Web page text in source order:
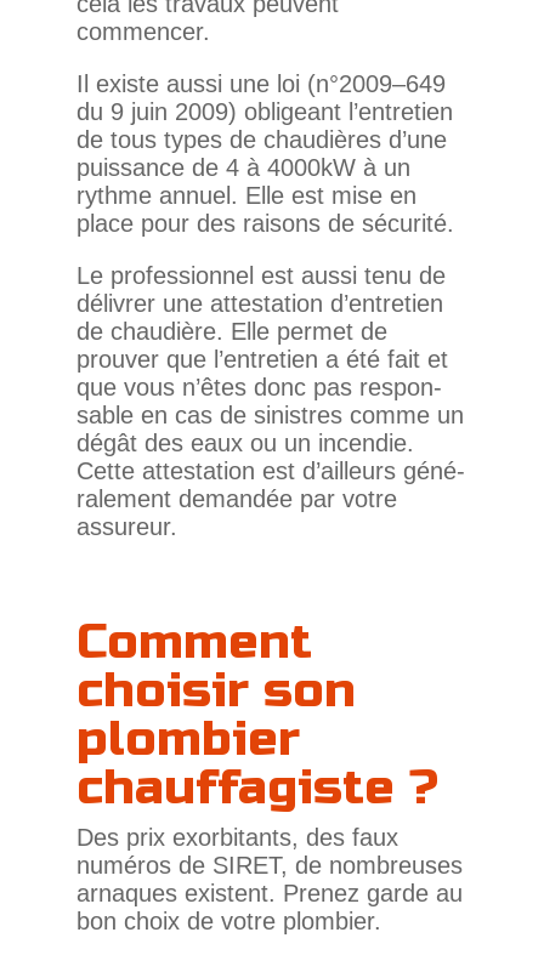
commencer.
Il existe aussi une loi (n°2009–649
du 9 juin 2009) obli­geant l’entretien
de tous types de chau­dières d’une
puis­sance de 4 à 4000kW à un
rythme annuel. Elle est mise en
place pour des rai­sons de sécurité.
Le pro­fes­sionnel est aussi tenu de
déli­vrer une attes­ta­tion d’entretien
de chau­dière. Elle permet de
prouver que l’entretien a été fait et
que vous n’êtes donc pas res­pon­
sable en cas de sinistres comme un
dégât des eaux ou un incendie.
Cette attes­ta­tion est d’ailleurs géné­
ra­le­ment demandée par votre
assureur.
Comment
choisir son
plombier
chauffagiste ?
Des prix exor­bi­tants, des faux
numéros de SIRET, de nom­breuses
arnaques existent. Prenez garde au
bon choix de votre plombier.